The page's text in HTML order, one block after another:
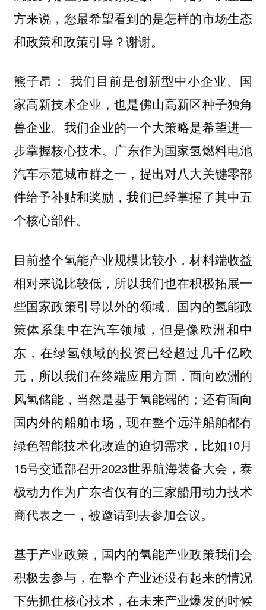
方来说，您最希望看到的是怎样的市场生态
和政策和政策引导？谢谢。
熊子昂： 我们目前是创新型中小企业、国
家高新技术企业，也是佛山高新区种子独角
兽企业。我们企业的一个大策略是希望进一
步掌握核心技术。 广东作为国家氢燃料电池
汽车示范城市群之一，提出对八大关键零部
件给予补贴和奖励，我们已经掌握了其中五
个核心部件。
目前整个氢能产业规模比较小，材料端收益
相对来说比较低，所以我们也在积极拓展一
些国家政策引导以外的领域。国内的氢能政
策体系集中在汽车领域，但是像欧洲和中
东，在绿氢领域的投资已经超过几千亿欧
元，所以我们在终端应用方面，面向欧洲的
风氢储能，当然是基于氢能端的；还有面向
国内外的船舶市场，现在整个远洋船舶都有
绿色智能技术化改造的迫切需求，比如10月
15号交通部召开2023世界航海装备大会，泰
极动力作为广东省仅有的三家船用动力技术
商代表之一，被邀请到去参加会议。
基于产业政策，国内的氢能产业政策我们会
积极去参与， 在整个产业还没有起来的情况
下先抓住核心技术，在未来产业爆发的时候